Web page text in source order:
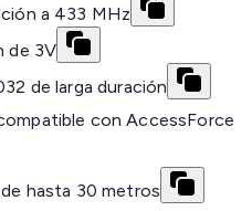
a 433 MHz
de 3V
de larga duración
con AccessForce
hasta 30 metros